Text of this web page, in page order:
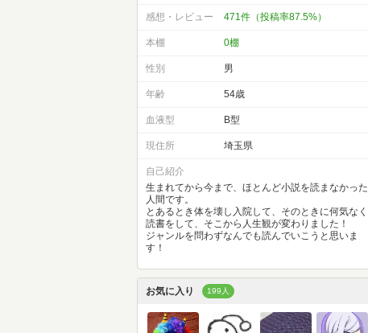
感想・レビュー 471件（投稿率87.5%）
本棚 0棚
性別 男
年齢 54歳
血液型 B型
現住所 埼玉県
自己紹介
生まれてから今まで、ほとんど小説を読まなかった
人間です。
とあるとき体を壊し入院して、そのときに何気なく
読書をして、そこから人生観が変わりました！
ジャンルを問わずなんでも読んでいこうと思いま
す！
お気に入り 199人